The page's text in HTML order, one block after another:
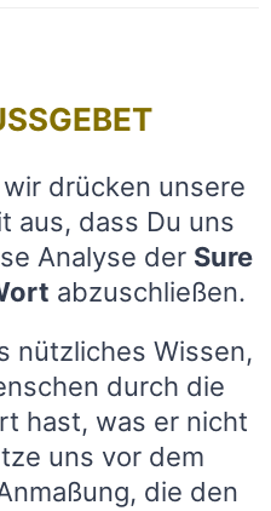
wir drücken unsere
aus, dass Du uns
Analyse der Sure
abzuschließen.
nützliches Wissen,
durch die
hast, was er nicht
uns vor dem
die den